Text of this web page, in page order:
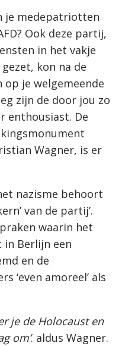
je medepatriotten
Ook deze partij,
in het vakje
kon na de
op je welgemeende
zijn de door jou zo
enthousiast. De
Wagner, is er
nazisme behoort
van de partij’.
waarin het
in Berlijn een
en de
‘even amoreel’ als
je de Holocaust en
om’. aldus Wagner.